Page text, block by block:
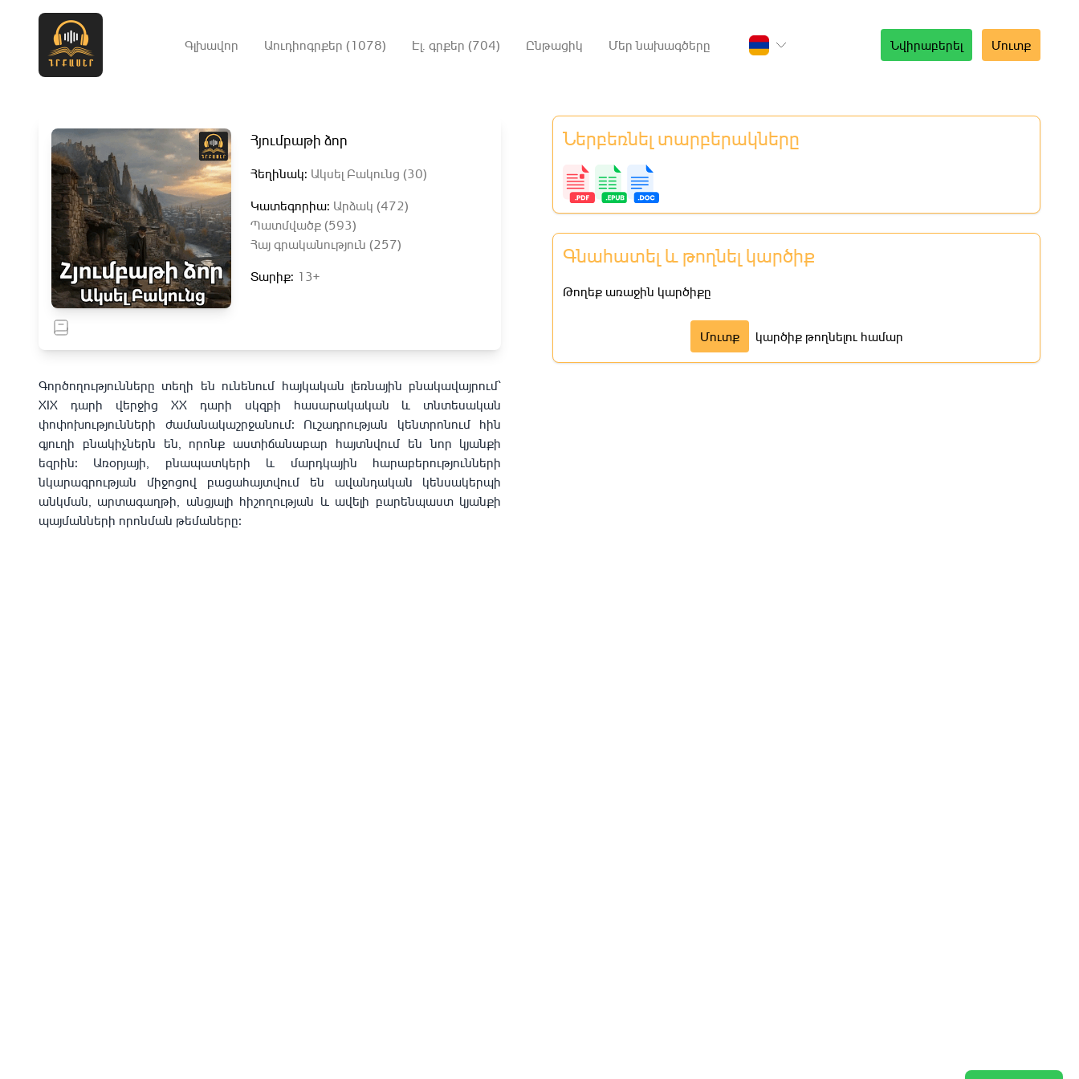
Նվիրաբերել Մուտք
Գլխավոր Աուդիոգրքեր (1078) Էլ. գրքեր (704) Ընթացիկ Մեր նախագծերը
Հյումբաթի ձոր
Հեղինակ: Ակսել Բակունց (30)
Կատեգորիա: Արձակ (472)
Պատմվածք (593)
Հայ գրականություն (257)
Տարիք: 13+
Գործողությունները տեղի են ունենում հայկական լեռնային բնակավայրում՝
XIX դարի վերջից XX դարի սկզբի հասարակական և տնտեսական
փոփոխությունների ժամանակաշրջանում։ Ուշադրության կենտրոնում հին
գյուղի բնակիչներն են, որոնք աստիճանաբար հայտնվում են նոր կյանքի
եզրին։ Առօրյայի, բնապատկերի և մարդկային հարաբերությունների
նկարագրության միջոցով բացահայտվում են ավանդական կենսակերպի
անկման, արտագաղթի, անցյալի հիշողության և ավելի բարենպաստ կյանքի
պայմանների որոնման թեմաները։
Ներբեռնել տարբերակները
Գնահատել և թողնել կարծիք
Թողեք առաջին կարծիքը
Մուտք կարծիք թողնելու համար